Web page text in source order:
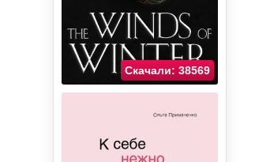
Скачали: 38569